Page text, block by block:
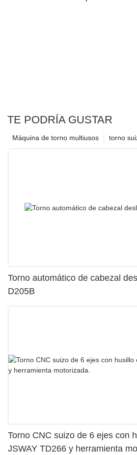
TE PODRÍA GUSTAR
torno
Máquina de torno multiusos
Torno automático de cabezal
D205B
Torno CNC suizo de 6 ejes con
JSWAY TD266 y herramienta